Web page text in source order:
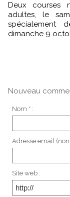
Deux courses
adultes, le
spécialement
dimanche 9
Nouveau
Nom * :
Adresse email
Site web :